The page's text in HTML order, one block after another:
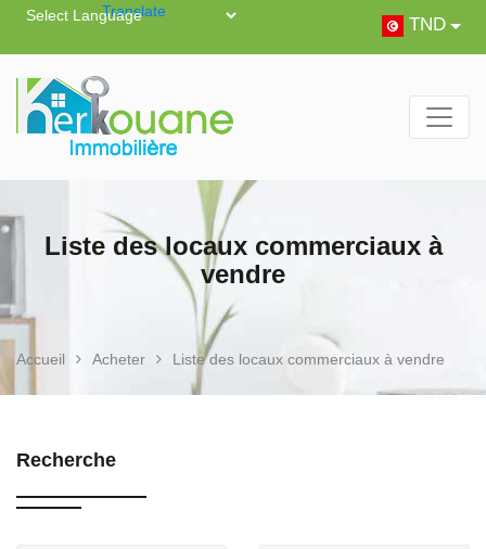
Powered byTranslate
TND
Liste des locaux commerciaux à
vendre
Accueil Acheter Liste des locaux commerciaux à vendre
Recherche